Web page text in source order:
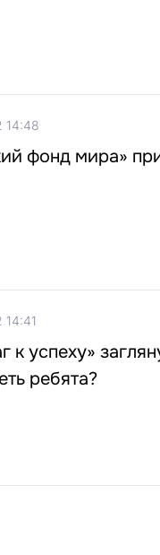
14:48
фонд мира»
14:41
к успеху»
ребята?